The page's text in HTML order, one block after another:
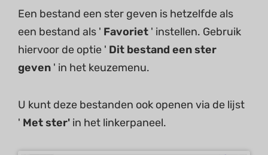
Een bestand een ster geven is hetzelfde als
een bestand als ' Favoriet ' instellen. Gebruik
hiervoor de optie ' Dit bestand een ster
geven ' in het keuzemenu.
U kunt deze bestanden ook openen via de lijst
' Met ster' in het linkerpaneel.